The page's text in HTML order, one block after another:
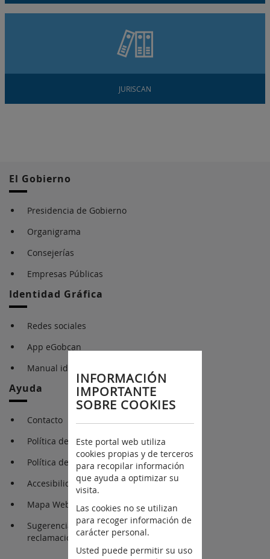
JURISCAN
El Gobierno
Presidencia de Gobierno
Organigrama
Consejerías
Empresas Públicas
Identidad Gráfica
Redes sociales
App eGobcan
Manual identidad gráfica
Ayuda
Contacto
Política de Cookies
Política de Privacidad
Accesibilidad
Mapa Web
Sugerencias y
reclamaciones
INFORMACIÓN
IMPORTANTE
SOBRE COOKIES
Este portal web utiliza
cookies propias y de terceros
para recopilar información
que ayuda a optimizar su
visita.
Las cookies no se utilizan
para recoger información de
carácter personal.
Usted puede permitir su uso